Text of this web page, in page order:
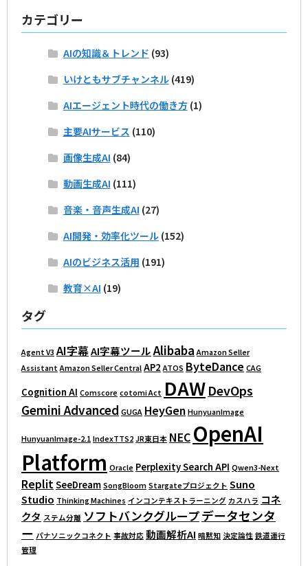
カテゴリー
AIの知識＆トレンド (93)
いけともサブチャンネル(419)
AIエージェント時代の働き方(1)
主要AIサービス (110)
画像生成AI (84)
動画生成AI (111)
音楽・音声生成AI (27)
AI開発・効率化ツール(152)
AIのビジネス活用 (191)
教育×AI (19)
タグ
Agent V3 AI字幕AI字幕ツールAlibaba Amazon Seller
Assistant Amazon Seller Central AP2 ATOS ByteDance CAG
Cognition AI Comscore cotomi Act DAWDevOps
Gemini Advanced GUGA HeyGen HunyuanImage
HunyuanImage-2.1 IndexTTS2 JR東日本 NEC OpenAI
Platform Oracle Perplexity Search API Qwen3-Next
ReplitSeeDream SongBloom Stargateプロジェクト Suno
Studio Thinking Machines インコンテキストラーニング カスハラ コネ
クタ ステム分離 ソフトバンクグループデータセンタ
ー パナソニックコネクト 事故対応 動画解析AI 暗黙知 決定論性 鉄道運行
管理